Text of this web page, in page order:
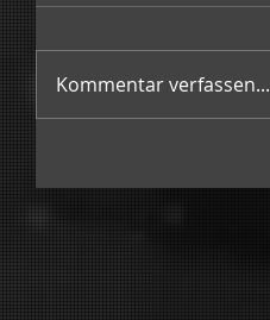
Kommentar verfassen...